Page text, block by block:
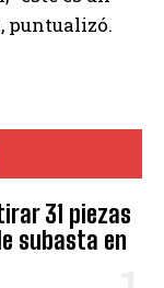
31 piezas
subasta en
puntualizó.